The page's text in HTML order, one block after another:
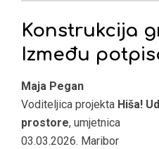
Konstrukcija
Između
Maja Pegan
Voditeljica projekta Hiša!
prostore, umjetnica
03.03.2026. Maribor